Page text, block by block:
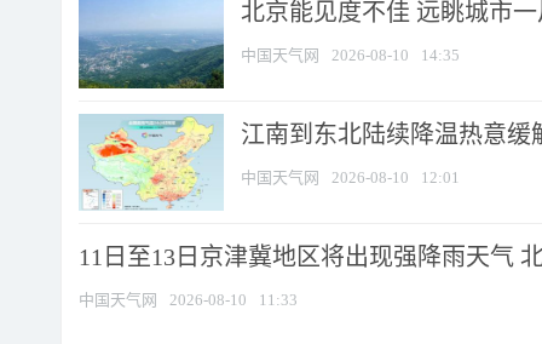
北京能见度不佳 远眺城市
中国天气网 2026-08-10 14:35
江南到东北陆续降温热意缓
中国天气网 2026-08-10 12:01
11日至13日京津冀地区将出现强降雨天气
中国天气网 2026-08-10 11:33